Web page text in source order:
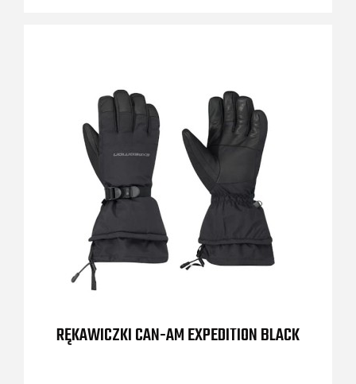
RĘKAWICZKI CAN-AM EXPEDITION BLACK